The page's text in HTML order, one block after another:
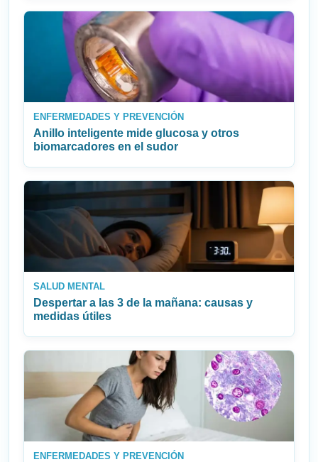
ENFERMEDADES Y PREVENCIÓN
Anillo inteligente mide glucosa y otros
biomarcadores en el sudor
SALUD MENTAL
Despertar a las 3 de la mañana: causas y
medidas útiles
ENFERMEDADES Y PREVENCIÓN